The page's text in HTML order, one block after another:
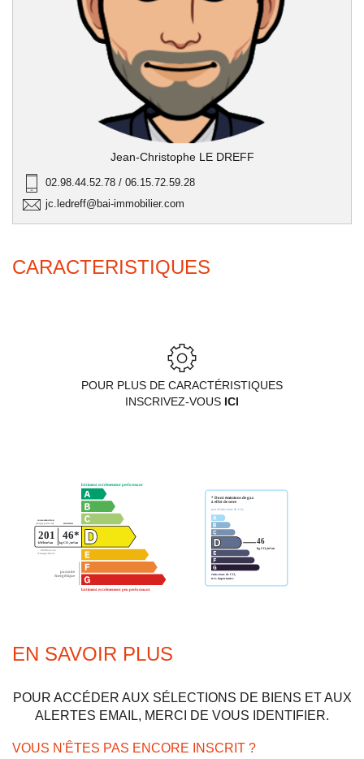
Jean-Christophe LE DREFF
02.98.44.52.78 / 06.15.72.59.28
jc.ledreff@bai-immobilier.com
CARACTERISTIQUES
POUR PLUS DE CARACTÉRISTIQUES
INSCRIVEZ-VOUS ICI
EN SAVOIR PLUS
POUR ACCÉDER AUX SÉLECTIONS DE BIENS ET AUX
ALERTES EMAIL, MERCI DE VOUS IDENTIFIER.
VOUS N'ÊTES PAS ENCORE INSCRIT ?